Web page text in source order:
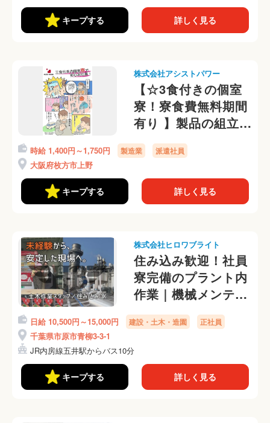
キープする 詳しく見る
株式会社アシストパワー
【☆3食付きの個室
寮！寮食費無料期間
有り 】製品の組立て
作業など！即日入
寮・日払いOK◎
時給 1,400円～1,750円 製造業 派遣社員
大阪府枚方市上野
キープする 詳しく見る
株式会社ヒロワブライト
住み込み歓迎！社員
寮完備のプラント内
作業｜機械メンテナ
ンス・配管整備スタ
ッフ
日給 10,500円～15,000円 建設・土木・造園 正社員
千葉県市原市青柳3-3-1
JR内房線五井駅からバス10分
キープする 詳しく見る